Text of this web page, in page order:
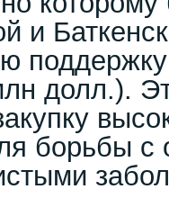
и
долл.).
борьбы с